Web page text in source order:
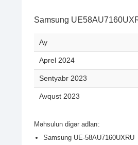
Samsung
Ay
Aprel 2024
Sentyabr 2023
Avqust 2023
Məhsulun digər adları:
Samsung UE-58AU7160UXRU